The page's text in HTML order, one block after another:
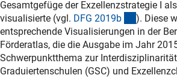
Gesamtgefüge der Exzellenzstrategie I
visualisierte (vgl. DFG 2019b (Anchor
). Diese
entsprechende Visualisierungen in der
Förderatlas, die die Ausgabe im Jahr
Schwerpunktthema zur
Graduiertenschulen (GSC) und